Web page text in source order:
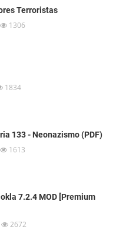
Terroristas
1306
1834
133 - Neonazismo (PDF)
1613
7.2.4 MOD [Premium
2672